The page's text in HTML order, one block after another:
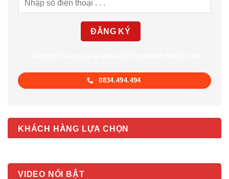
0834.494.494
KHÁCH HÀNG LỰA CHỌN
VIDEO NỔI BẬT